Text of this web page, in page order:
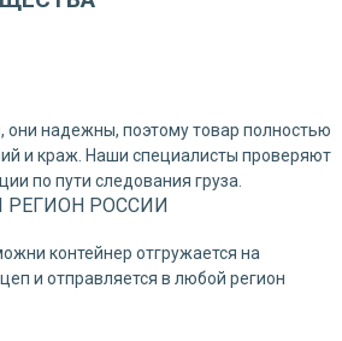
они надежны, поэтому товар полностью
и краж. Наши специалисты проверяют
по пути следования груза.
РОССИИ
контейнер отгружается на
и отправляется в любой регион